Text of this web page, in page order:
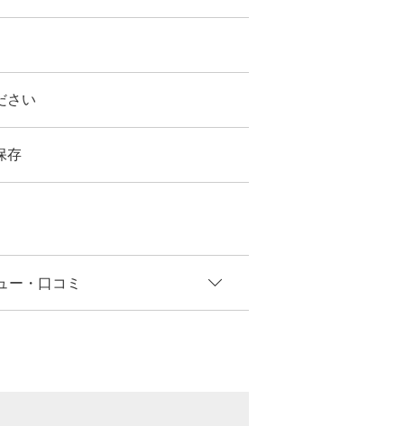
さい
存
ー ・口コミ